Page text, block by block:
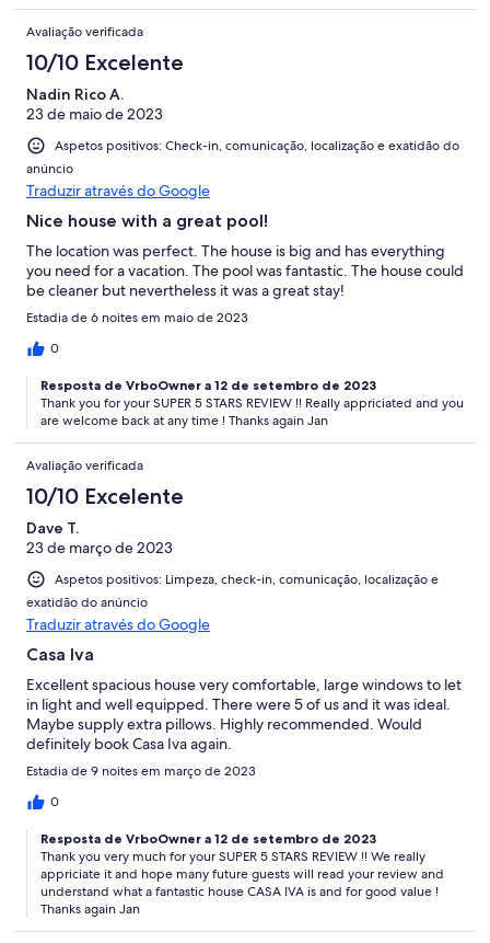
Avaliação verificada
10/10 Excelente
Nadin Rico A.
23 de maio de 2023
Aspetos positivos: Check-in, comunicação, localização e exatidão do
anúncio
Traduzir através do Google
Nice house with a great pool!
The location was perfect. The house is big and has everything
you need for a vacation. The pool was fantastic. The house could
be cleaner but nevertheless it was a great stay!
Estadia de 6 noites em maio de 2023
0
Resposta de VrboOwner a 12 de setembro de 2023
Thank you for your SUPER 5 STARS REVIEW !! Really appriciated and you
are welcome back at any time ! Thanks again Jan
Avaliação verificada
10/10 Excelente
Dave T.
23 de março de 2023
Aspetos positivos: Limpeza, check-in, comunicação, localização e
exatidão do anúncio
Traduzir através do Google
Casa Iva
Excellent spacious house very comfortable, large windows to let
in light and well equipped. There were 5 of us and it was ideal.
Maybe supply extra pillows. Highly recommended. Would
definitely book Casa Iva again.
Estadia de 9 noites em março de 2023
0
Resposta de VrboOwner a 12 de setembro de 2023
Thank you very much for your SUPER 5 STARS REVIEW !! We really
appriciate it and hope many future guests will read your review and
understand what a fantastic house CASA IVA is and for good value !
Thanks again Jan